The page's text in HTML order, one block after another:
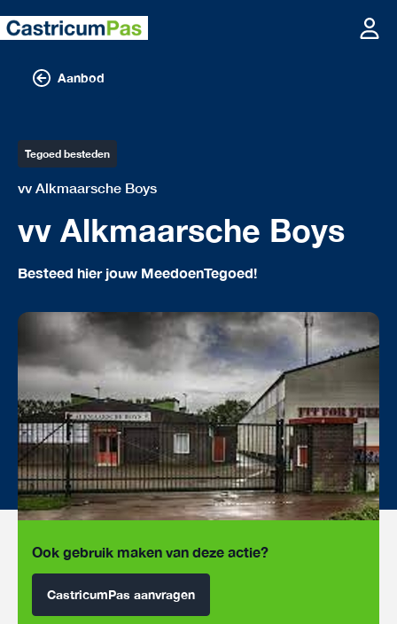
Aanbod
Tegoed besteden
vv Alkmaarsche Boys
vv Alkmaarsche Boys
Besteed hier jouw MeedoenTegoed!
Ook gebruik maken van deze actie?
CastricumPas aanvragen